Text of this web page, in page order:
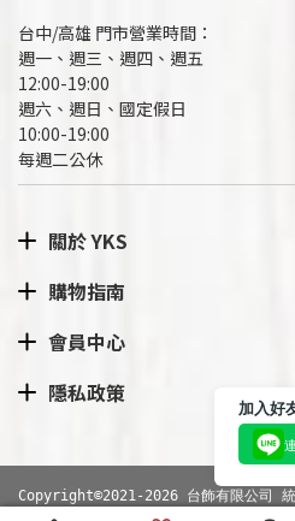
台中/高雄 門市營業時間：
週一、週三、週四、週五
12:00-19:00
週六、週日、國定假日
10:00-19:00
每週二公休
關於 YKS
購物指南
會員中心
隱私政策
Copyright©2021-2026 台飾有限公
加入好